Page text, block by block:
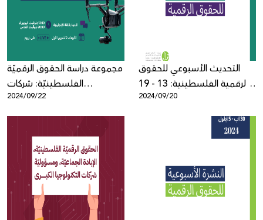
مجموعة دراسة الحقوق الرقميّة
الفلسطينيّة: شركات
التكنولوجيا الكبرى والإبادة
الجماعيّة
2024/09/22
التحديث الأسبوعي للحقوق
الرقمية الفلسطينية: 13 - 19
أيلول
2024/09/20